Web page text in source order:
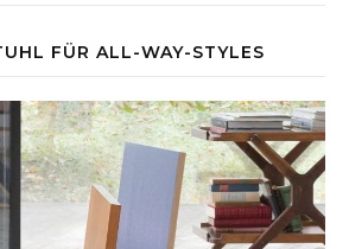
FÜR ALL-WAY-STYLES